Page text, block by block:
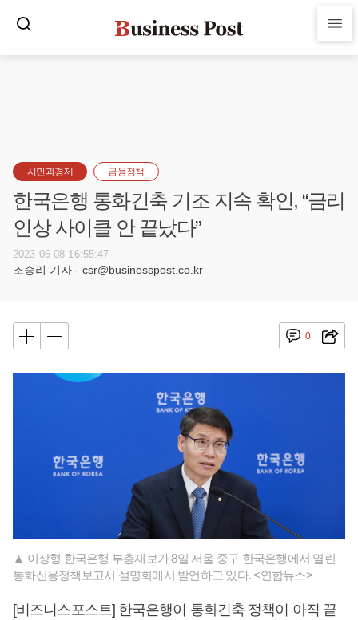
시민과경제 금융정책
한국은행 통화긴축 기조 지속 확인, “금리
인상 사이클 안 끝났다”
2023-06-08 16:55:47
조승리 기자 - csr@businesspost.co.kr
0
▲ 이상형 한국은행 부총재보가 8일 서울 중구 한국은행에서 열린
통화신용정책보고서 설명회에서 발언하고 있다. <연합뉴스>
[비즈니스포스트] 한국은행이 통화긴축 정책이 아직 끝